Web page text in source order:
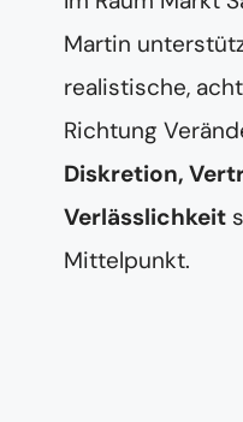
Martin
realistische,
Richtung
Diskretion,
Verlässlichkeit
Mittelpunkt.